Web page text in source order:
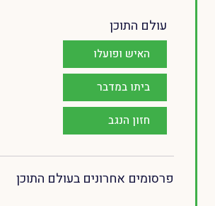
עולם התוכן
האיש ופועלו
ביתו במדבר
חזון הנגב
פרסומים אחרונים בעולם התוכן